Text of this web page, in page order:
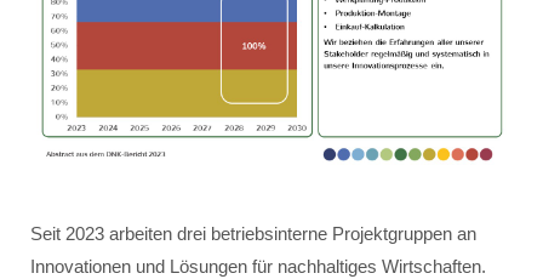
Seit 2023 arbeiten drei betriebsinterne Projektgruppen an
Innovationen und Lösungen für nachhaltiges Wirtschaften.